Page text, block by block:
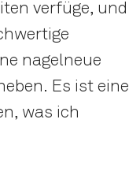
verfüge, und
nagelneue
Es ist eine
was ich